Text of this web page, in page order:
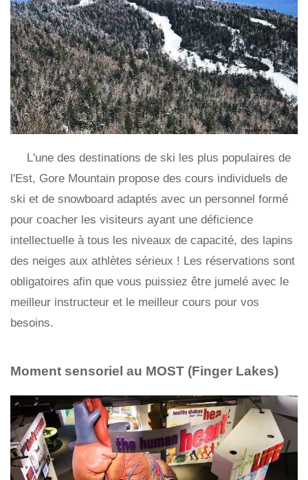
L'une des destinations de ski les plus populaires de
l'Est, Gore Mountain propose des cours individuels de
ski et de snowboard adaptés avec un personnel formé
pour coacher les visiteurs ayant une déficience
intellectuelle à tous les niveaux de capacité, des lapins
des neiges aux athlètes sérieux ! Les réservations sont
obligatoires afin que vous puissiez être jumelé avec le
meilleur instructeur et le meilleur cours pour vos
besoins.
Moment sensoriel au MOST (Finger Lakes)